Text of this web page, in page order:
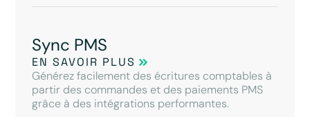
Sync PMS
EN SAVOIR PLUS
Générez facilement des écritures comptables à
partir des commandes et des paiements PMS
grâce à des intégrations performantes.